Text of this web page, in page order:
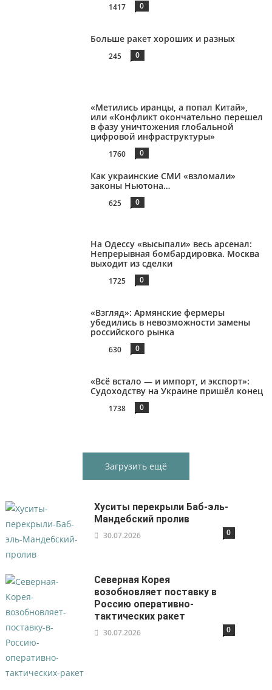
1417 0
Больше ракет хороших и разных
245 0
«Метились иранцы, а попал Китай»,
или «Конфликт окончательно перешел
в фазу уничтожения глобальной
цифровой инфраструктуры»
1760 0
Как украинские СМИ «взломали»
законы Ньютона…
625 0
На Одессу «высыпали» весь арсенал:
Непрерывная бомбардировка. Москва
выходит из сделки
1725 0
«Взгляд»: Армянские фермеры
убедились в невозможности замены
российского рынка
630 0
«Всё встало — и импорт, и экспорт»:
Судоходству на Украине пришёл конец
1738 0
Загрузить ещё
Хуситы перекрыли Баб-эль-
Мандебский пролив
30.07.2026 0
Северная Корея
возобновляет поставку в
Россию оперативно-
тактических ракет
30.07.2026 0